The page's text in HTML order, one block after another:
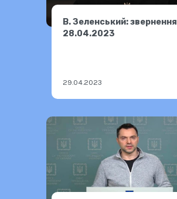
В. Зеленський: звернення
28.04.2023
29.04.2023